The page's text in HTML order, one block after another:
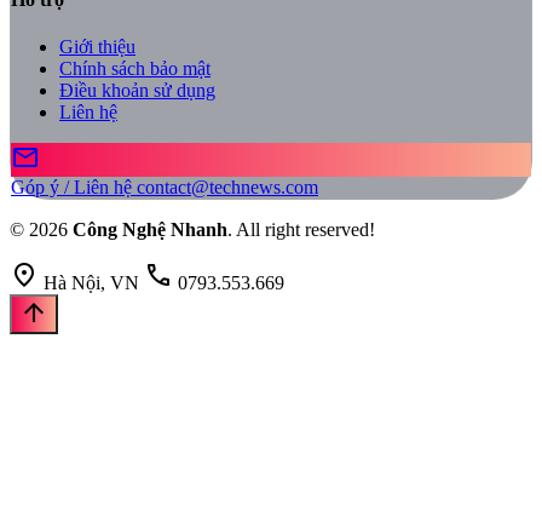
Giới thiệu
Chính sách bảo mật
Điều khoản sử dụng
Liên hệ
mail
Góp ý / Liên hệ contact@technews.com
© 2026 Công Nghệ Nhanh. All right reserved!
location_on Hà Nội, VN call 0793.553.669
arrow_upward